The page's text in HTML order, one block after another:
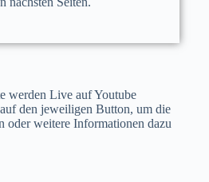
werden Live auf Youtube
den jeweiligen Button, um die
oder weitere Informationen dazu